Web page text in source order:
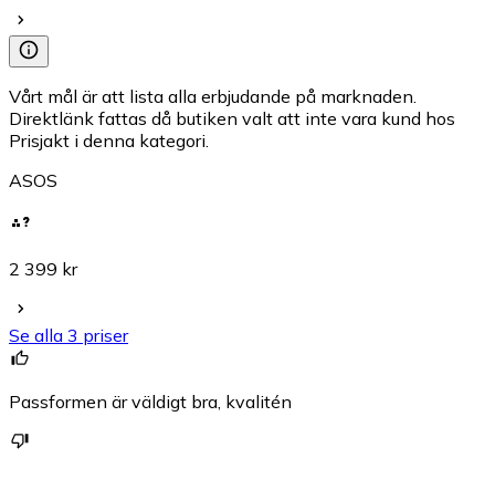
Vårt mål är att lista alla erbjudande på marknaden.
Direktlänk fattas då butiken valt att inte vara kund hos
Prisjakt i denna kategori.
ASOS
2 399 kr
Se alla 3 priser
Passformen är väldigt bra, kvalitén